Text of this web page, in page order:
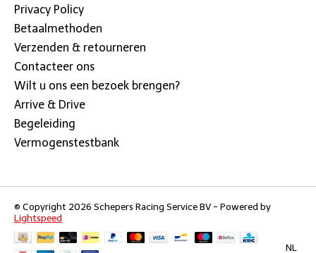
Privacy Policy
Betaalmethoden
Verzenden & retourneren
Contacteer ons
Wilt u ons een bezoek brengen?
Arrive & Drive
Begeleiding
Vermogenstestbank
© Copyright 2026 Schepers Racing Service BV - Powered by
Lightspeed
NL